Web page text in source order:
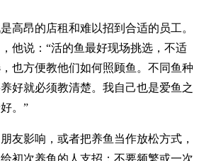
高昂的店租和难以招到合适的员工。
他说：“活的鱼最好现场挑选，不适
也方便教他们如何照顾鱼。不同鱼种
好就必须教清楚。我自己也是爱鱼之
。”
友影响，或者把养鱼当作放松方式，